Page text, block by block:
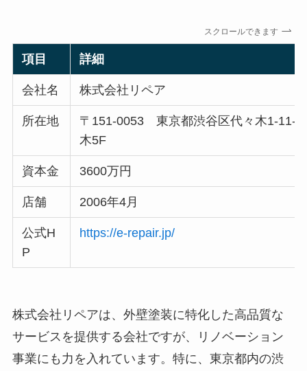
スクロールできます
項目 詳細
会社名 株式会社リペア
所在地
〒151-0053 東京都渋谷区代々木1-11-2
木5F
資本金 3600万円
店舗 2006年4月
公式H
P
https://e-repair.jp/
株式会社リペアは、外壁塗装に特化した高品質な
サービスを提供する会社ですが、リノベーション
事業にも力を入れています。特に、東京都内の渋